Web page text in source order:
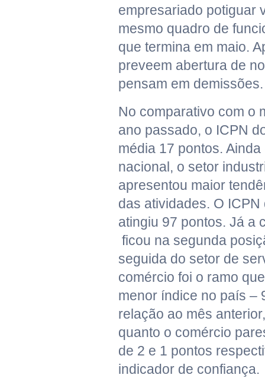
empresariado potiguar
mesmo quadro de
que termina em maio.
preveem abertura de
pensam em demissões.
No comparativo com o
ano passado, o ICPN
média 17 pontos.
nacional, o setor
apresentou maior
das atividades. O
atingiu 97 pontos. Já a
ficou na segunda
seguida do setor de
comércio foi o ramo
menor índice no país –
relação ao mês
quanto o comércio
de 2 e 1 pontos
indicador de confiança.